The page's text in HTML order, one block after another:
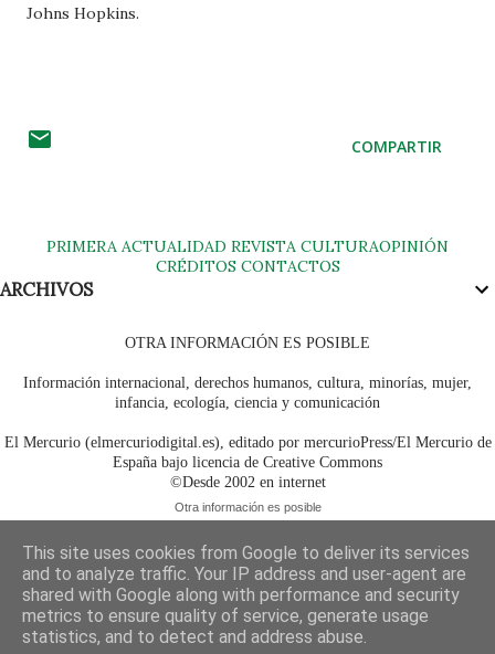
Johns Hopkins.
COMPARTIR
PRIMERA ACTUALIDAD REVISTA CULTURAOPINIÓN
CRÉDITOSCONTACTOS
ARCHIVOS
OTRA INFORMACIÓN ES POSIBLE
Información internacional, derechos humanos, cultura, minorías, mujer,
infancia, ecología, ciencia y comunicación
El Mercurio (elmercuriodigital.es), editado por mercurioPress/El Mercurio de
España bajo licencia de Creative Commons
©Desde 2002 en internet
Otra información es posible
This site uses cookies from Google to deliver its services
and to analyze traffic. Your IP address and user-agent are
shared with Google along with performance and security
metrics to ensure quality of service, generate usage
statistics, and to detect and address abuse.